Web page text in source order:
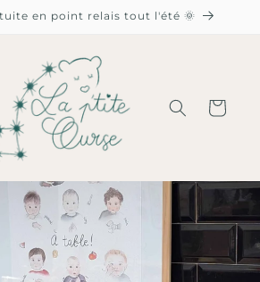
en point relais tout l'été 🌞
Panier